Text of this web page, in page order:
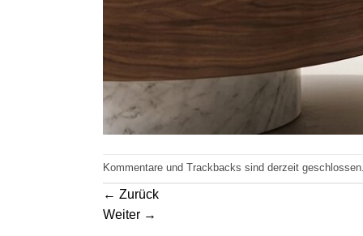
Kommentare und Trackbacks sind derzeit
← Zurück
Weiter →